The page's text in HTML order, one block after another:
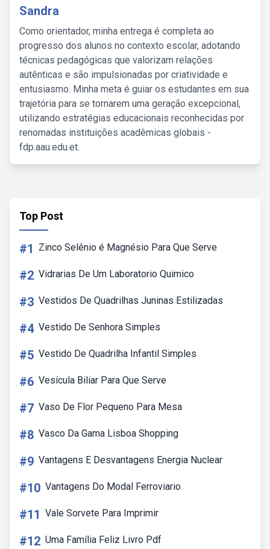
Sandra
Como orientador, minha entrega é completa ao
progresso dos alunos no contexto escolar, adotando
técnicas pedagógicas que valorizam relações
autênticas e são impulsionadas por criatividade e
entusiasmo. Minha meta é guiar os estudantes em sua
trajetória para se tornarem uma geração excepcional,
utilizando estratégias educacionais reconhecidas por
renomadas instituições acadêmicas globais -
fdp.aau.edu.et.
Top Post
#1 Zinco Selênio é Magnésio Para Que Serve
#2 Vidrarias De Um Laboratorio Quimico
#3 Vestidos De Quadrilhas Juninas Estilizadas
#4 Vestido De Senhora Simples
#5 Vestido De Quadrilha Infantil Simples
#6 Vesícula Biliar Para Que Serve
#7 Vaso De Flor Pequeno Para Mesa
#8 Vasco Da Gama Lisboa Shopping
#9 Vantagens E Desvantagens Energia Nuclear
#10 Vantagens Do Modal Ferroviario
#11 Vale Sorvete Para Imprimir
#12 Uma Família Feliz Livro Pdf